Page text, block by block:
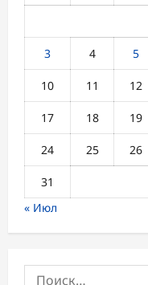
3 4 5
10 11 12
17 18 19
24 25 26
31
« Июл
Найти: